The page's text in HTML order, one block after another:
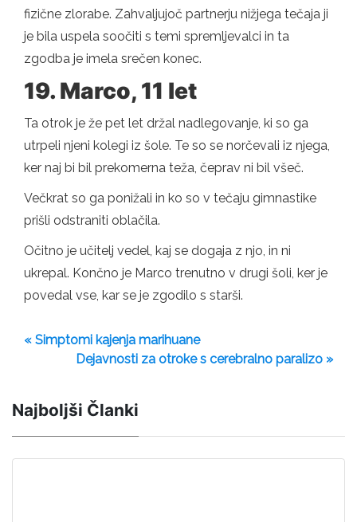
fizične zlorabe. Zahvaljujoč partnerju nižjega tečaja ji
je bila uspela soočiti s temi spremljevalci in ta
zgodba je imela srečen konec.
19. Marco, 11 let
Ta otrok je že pet let držal nadlegovanje, ki so ga
utrpeli njeni kolegi iz šole. Te so se norčevali iz njega,
ker naj bi bil prekomerna teža, čeprav ni bil všeč.
Večkrat so ga ponižali in ko so v tečaju gimnastike
prišli odstraniti oblačila.
Očitno je učitelj vedel, kaj se dogaja z njo, in ni
ukrepal. Končno je Marco trenutno v drugi šoli, ker je
povedal vse, kar se je zgodilo s starši.
« Simptomi kajenja marihuane
Dejavnosti za otroke s cerebralno paralizo »
Najboljši Članki